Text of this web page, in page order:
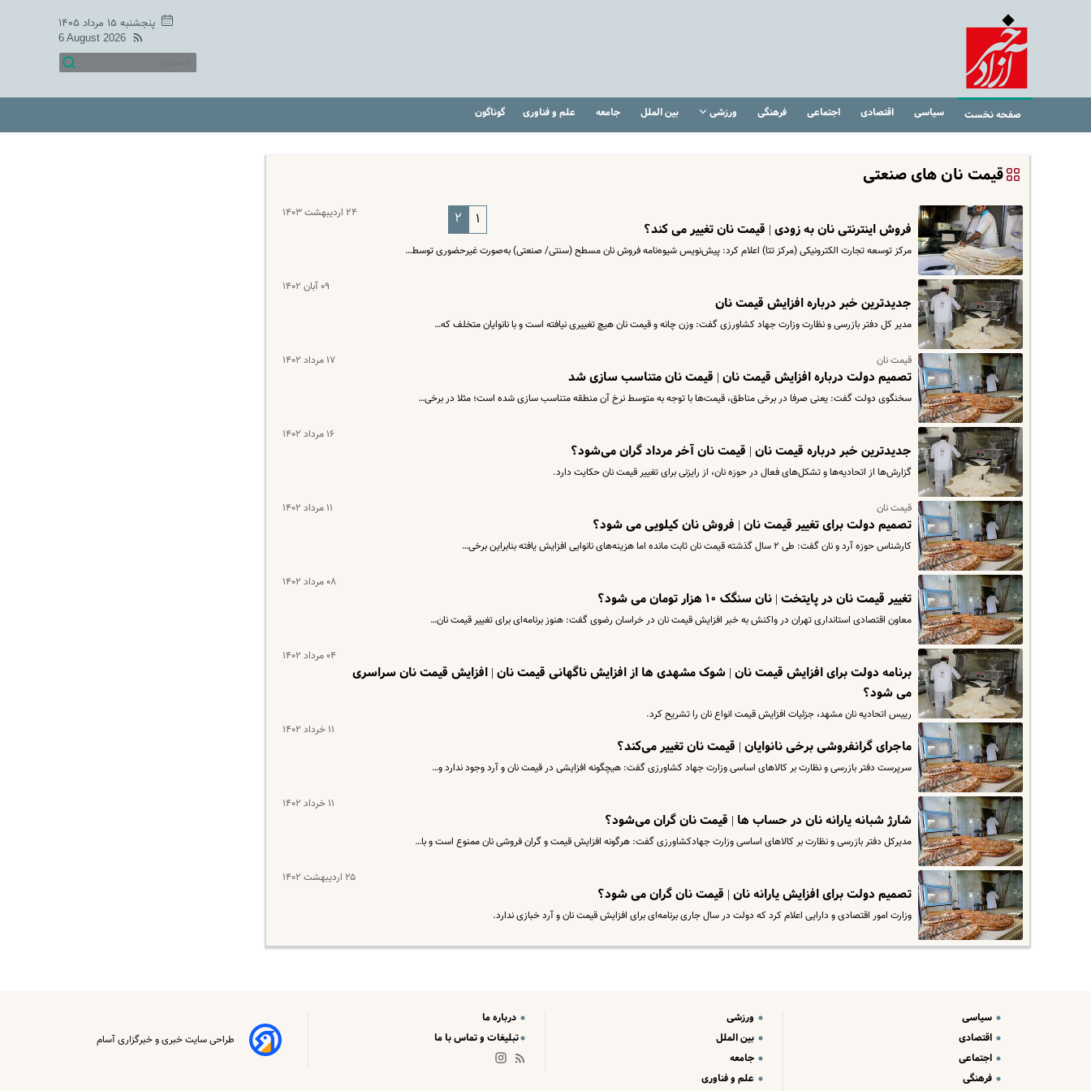
پنجشنبه ۱۵ مرداد ۱۴۰۵
6 August 2026
صفحه نخست سیاسی اقتصادی اجتماعی فرهنگی ورزشی بین الملل جامعه علم و فناوری گوناگون
قیمت نان های صنعتی
۲۴ اردیبهشت ۱۴۰۳
فروش اینترنتی نان به زودی | قیمت نان تغییر می کند؟
مرکز توسعه تجارت الکترونیکی (مرکز تتا) اعلام کرد: پیش‌نویس شیوه‌نامه فروش نان مسطح (سنتی/ صنعتی) به‌صورت غیرحضوری توسط…
۰۹ آبان ۱۴۰۲
جدیدترین خبر درباره افزایش قیمت نان
مدیر کل دفتر بازرسی و نظارت وزارت جهاد کشاورزی گفت: وزن چانه و قیمت نان هیچ تغییری نیافته است و با نانوایان متخلف که…
قیمت نان ۱۷ مرداد ۱۴۰۲
تصمیم دولت درباره افزایش قیمت نان | قیمت نان متناسب سازی شد
سخنگوی دولت گفت: یعنی صرفا در برخی مناطق، قیمت‌ها با توجه به متوسط نرخ آن منطقه متناسب سازی شده است؛ مثلا در برخی…
۱۶ مرداد ۱۴۰۲
جدیدترین خبر درباره قیمت نان | قیمت نان آخر مرداد گران می‌شود؟
گزارش‌ها از اتحادیه‌ها و تشکل‌های فعال در حوزه نان، از رایزنی برای تغییر قیمت نان حکایت دارد.
قیمت نان ۱۱ مرداد ۱۴۰۲
تصمیم دولت برای تغییر قیمت نان | فروش نان کیلویی می شود؟
کارشناس حوزه آرد و نان گفت: طی ۲ سال گذشته قیمت نان ثابت مانده اما هزینه‌های نانوایی افزایش یافته بنابراین برخی…
۰۸ مرداد ۱۴۰۲
تغییر قیمت نان در پایتخت | نان سنگک ۱۰ هزار تومان می شود؟
معاون اقتصادی استانداری تهران در واکنش به خبر افزایش قیمت نان در خراسان رضوی گفت: هنوز برنامه‌ای برای تغییر قیمت نان…
۰۴ مرداد ۱۴۰۲
برنامه دولت برای افزایش قیمت نان | شوک مشهدی ها از افزایش ناگهانی قیمت نان | افزایش قیمت نان سراسری
می شود؟
رییس اتحادیه نان مشهد، جزئیات افزایش قیمت انواع نان را تشریح کرد.
۱۱ خرداد ۱۴۰۲
ماجرای گرانفروشی برخی نانوایان | قیمت نان تغییر می‌کند؟
سرپرست دفتر بازرسی و نظارت بر کالاهای اساسی وزارت جهاد کشاورزی گفت:‌ هیچگونه افزایشی در قیمت نان و آرد وجود ندارد و…
۱۱ خرداد ۱۴۰۲
شارژ شبانه یارانه نان در حساب ها | قیمت نان گران می‌شود؟
مدیرکل دفتر بازرسی و نظارت بر کالاهای اساسی وزارت جهادکشاورزی گفت: هرگونه افزایش قیمت و گران فروشی نان ممنوع است و با…
۲۵ اردیبهشت ۱۴۰۲
تصمیم دولت برای افزایش یارانه نان | قیمت نان گران می شود؟
وزارت امور اقتصادی و دارایی اعلام کرد که دولت در سال جاری برنامه‌ای برای افزایش قیمت نان و آرد خبازی ندارد.
۱ ۲
سیاسی
اقتصادی
اجتماعی
فرهنگی
ورزشی
بین الملل
جامعه
علم و فناوری
درباره ما
تبلیغات و تماس با ما
طراحی سایت خبری و خبرگزاری آسام